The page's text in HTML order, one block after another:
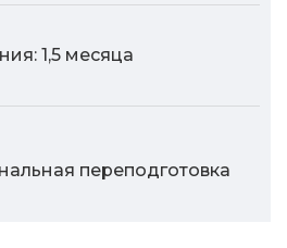
1,5 месяца
переподготовка